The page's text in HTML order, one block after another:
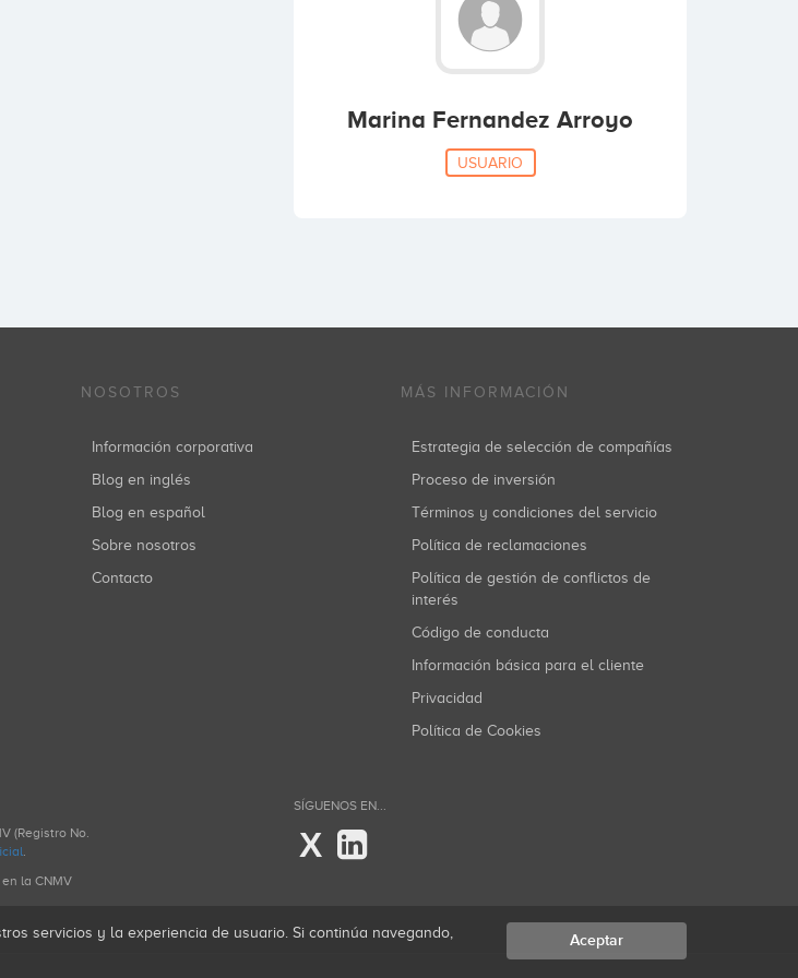
Marina Fernandez Arroyo
USUARIO
NOSOTROS
Información corporativa
Blog en inglés
Blog en español
Sobre nosotros
Contacto
MÁS INFORMACIÓN
Estrategia de selección de compañías
Proceso de inversión
Términos y condiciones del servicio
Política de reclamaciones
Política de gestión de conflictos de
interés
Código de conducta
Información básica para el cliente
Privacidad
Política de Cookies
(Registro No.
.
la CNMV
SÍGUENOS EN...
X
servicios y la experiencia de usuario. Si continúa navegando,
Aceptar